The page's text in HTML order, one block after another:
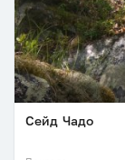
Сейд Чадо